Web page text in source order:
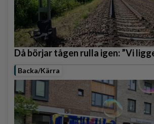
Då börjar tågen rulla igen: ”Vi
Backa/Kärra